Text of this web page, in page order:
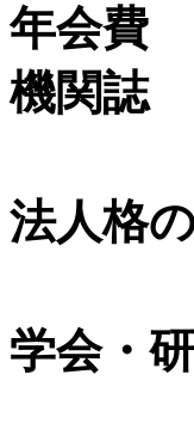
年会費
機関誌
情
法人格
法
学会・